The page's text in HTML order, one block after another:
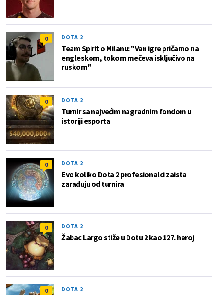
0 DOTA 2
Team Spirit o Milanu: "Van igre pričamo na
engleskom, tokom mečeva isključivo na
ruskom"
0 DOTA 2
Turnir sa najvećim nagradnim fondom u
istoriji esporta
0 DOTA 2
Evo koliko Dota 2 profesionalci zaista
zarađuju od turnira
0 DOTA 2
Žabac Largo stiže u Dotu 2 kao 127. heroj
0 DOTA 2